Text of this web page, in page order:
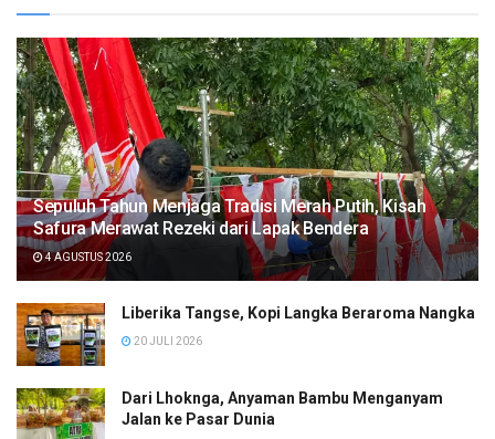
Sepuluh Tahun Menjaga Tradisi Merah Putih, Kisah
Safura Merawat Rezeki dari Lapak Bendera
4 AGUSTUS 2026
Liberika Tangse, Kopi Langka Beraroma Nangka
20 JULI 2026
Dari Lhoknga, Anyaman Bambu Menganyam
Jalan ke Pasar Dunia